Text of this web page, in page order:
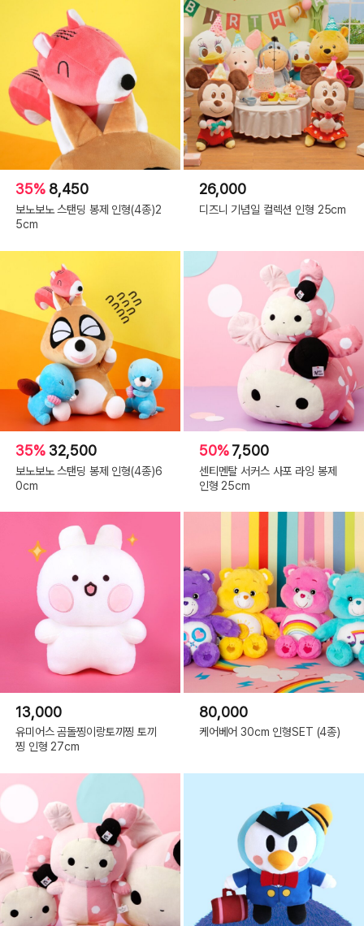
35% 8,450
보노보노 스탠딩 봉제 인형(4종)2
5cm
26,000
디즈니 기념일 컬렉션 인형 25cm
35% 32,500
보노보노 스탠딩 봉제 인형(4종)6
0cm
50%7,500
센티멘탈 서커스 사포 라잉 봉제
인형 25cm
13,000
유미어스 곰돌찡이랑토끼찡 토끼
찡 인형 27cm
80,000
케어베어 30cm 인형SET (4종)